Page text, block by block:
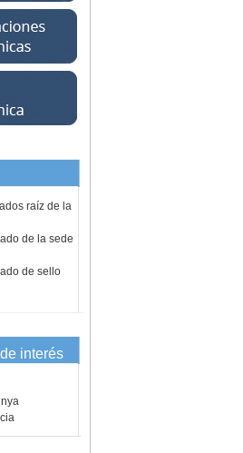
raíz de la
de la sede
de sello
interés